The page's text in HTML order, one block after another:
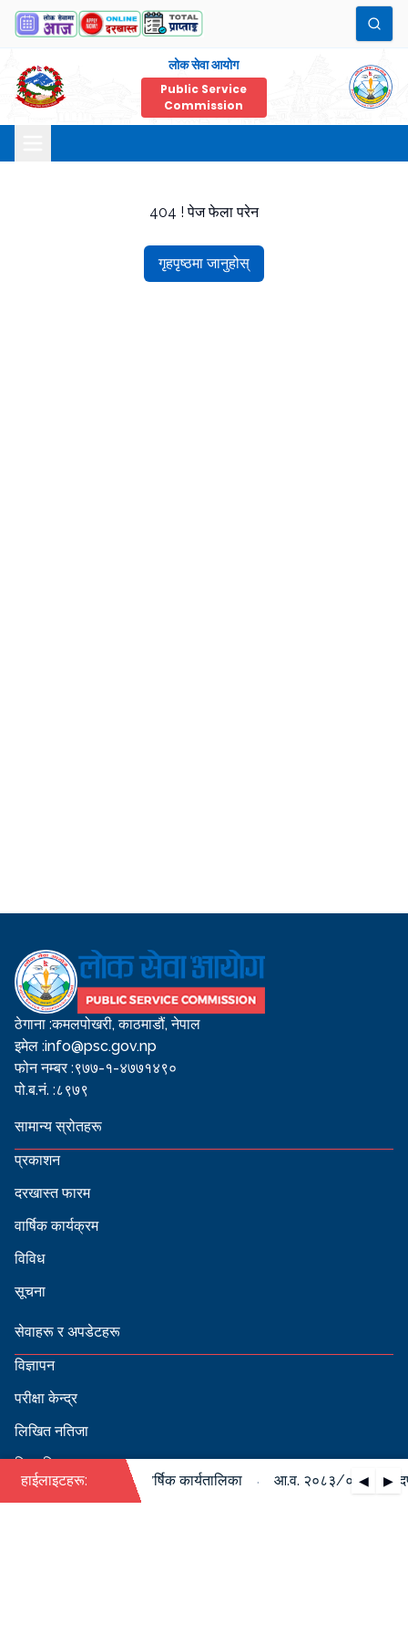
लोक सेवा आयोग
Public Service
Commission
404 ! पेज फेला परेन
गृहपृष्ठमा जानुहोस्
ठेगाना :कमलपोखरी, काठमाडौं, नेपाल
इमेल :info@psc.gov.np
फोन नम्बर :९७७-१-४७७१४९०
पो.ब.नं. :८९७९
सामान्य स्रोतहरू
प्रकाशन
दरखास्त फारम
वार्षिक कार्यक्रम
विविध
सूचना
सेवाहरू र अपडेटहरू
विज्ञापन
परीक्षा केन्द्र
लिखित नतिजा
सिफारिस
हाईलाइटहरू: ◀ ▶
को पदपूर्ति सम्बन्धी वार्षिक कार्यतालिका आ.व. २०८३/०८४ को